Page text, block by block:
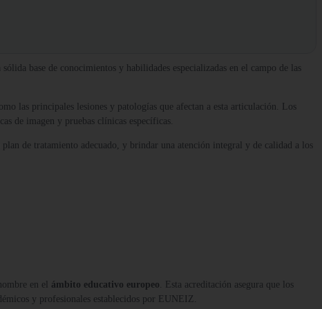
base de conocimientos y habilidades especializadas en el campo de las
las principales lesiones y patologías que afectan a esta articulación. Los
de imagen y pruebas clínicas específicas.
de tratamiento adecuado, y brindar una atención integral y de calidad a los
en el ámbito educativo europeo. Esta acreditación asegura que los
y profesionales establecidos por EUNEIZ.